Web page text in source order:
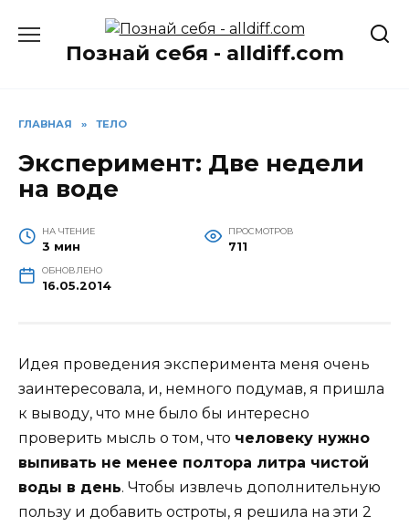
содержаниюПознай себя - alldiff.com
ГЛАВНАЯ » ТЕЛО
Эксперимент: Две недели
на воде
НА ЧТЕНИЕ
3 мин
ПРОСМОТРОВ
711
ОБНОВЛЕНО
16.05.2014
Идея проведения эксперимента меня очень
заинтересовала, и, немного подумав, я пришла
к выводу, что мне было бы интересно
проверить мысль о том, что человеку нужно
выпивать не менее полтора литра чистой
воды в день. Чтобы извлечь дополнительную
пользу и добавить остроты, я решила на эти 2